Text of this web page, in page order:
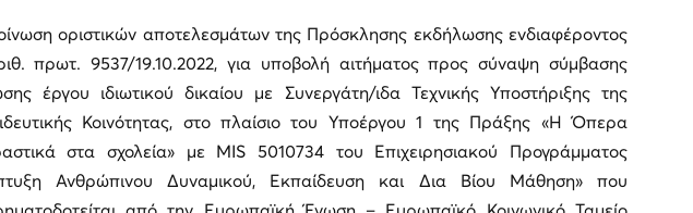
οριστικών αποτελεσμάτων της Πρόσκλησης εκδήλωσης ενδιαφέροντος
πρωτ. 9537/19.10.2022, για υποβολή αιτήματος προς σύναψη σύμβασης
έργου ιδιωτικού δικαίου με Συνεργάτη/ιδα Τεχνικής Υποστήριξης της
Κοινότητας, στο πλαίσιο του Υποέργου 1 της Πράξης «Η Όπερα
στα σχολεία» με MIS 5010734 του Επιχειρησιακού Προγράμματος
Ανθρώπινου Δυναμικού, Εκπαίδευση και Δια Βίου Μάθηση» που